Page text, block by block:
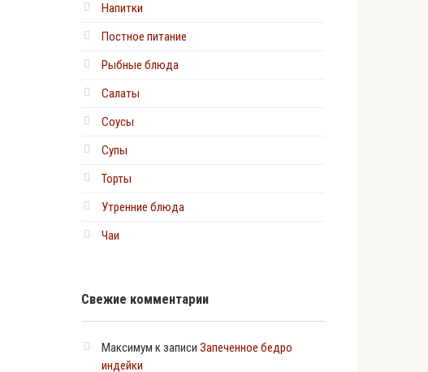
Напитки
Постное питание
Рыбные блюда
Салаты
Соусы
Супы
Торты
Утренние блюда
Чаи
Свежие комментарии
Максимум к записи Запеченное бедро
индейки